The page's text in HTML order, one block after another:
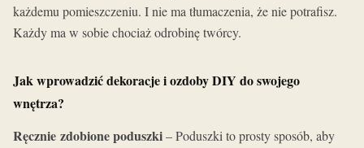
każdemu pomieszczeniu. I nie ma tłumaczenia, że nie potrafisz.
Każdy ma w sobie chociaż odrobinę twórcy.
Jak wprowadzić dekoracje i ozdoby DIY do swojego
wnętrza?
Ręcznie zdobione poduszki– Poduszki to prosty sposób, aby